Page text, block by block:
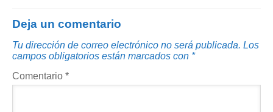
Deja un comentario
Tu dirección de correo electrónico no será publicada. Los
campos obligatorios están marcados con *
Comentario *